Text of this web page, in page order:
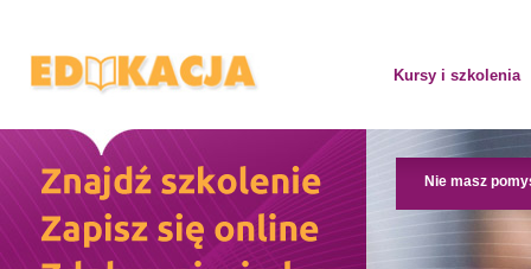
Kursy i szkolenia
Nie masz